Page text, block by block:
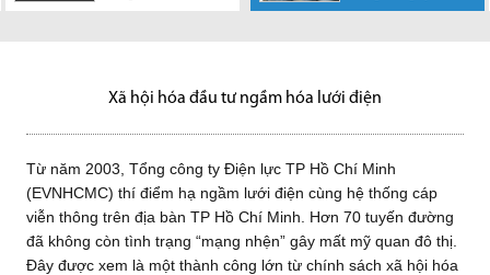
Quốc Tế Lao động
hợp tác của Quý khách...
Công ty Cổ phần
Điện lực TP Hồ
Xã hội hóa đầu tư ngầm hóa lưới điện
Từ năm 2003, Tổng công ty Điện lực TP Hồ Chí Minh
(EVNHCMC) thí điểm hạ ngầm lưới điện cùng hệ thống cáp
viễn thông trên địa bàn TP Hồ Chí Minh. Hơn 70 tuyến đường
đã không còn tình trạng “mạng nhện” gây mất mỹ quan đô thị.
Đây được xem là một thành công lớn từ chính sách xã hội hóa